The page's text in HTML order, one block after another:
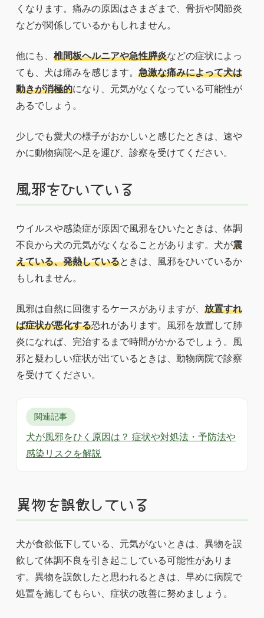
くなります。痛みの原因はさまざまで、骨折や関節炎
などが関係しているかもしれません。
他にも、 椎間板ヘルニアや急性膵炎などの症状によっ
ても、犬は痛みを感じます。 急激な痛みによって犬は
動きが消極的になり、元気がなくなっている可能性が
あるでしょう。
少しでも愛犬の様子がおかしいと感じたときは、速や
かに動物病院へ足を運び、診察を受けてください。
風邪をひいている
ウイルスや感染症が原因で風邪をひいたときは、体調
不良から犬の元気がなくなることがあります。犬が震
えている、発熱しているときは、風邪をひいているか
もしれません。
風邪は自然に回復するケースがありますが、 放置すれ
ば症状が悪化する恐れがあります。風邪を放置して肺
炎になれば、完治するまで時間がかかるでしょう。風
邪と疑わしい症状が出ているときは、動物病院で診察
を受けてください。
関連記事
犬が風邪をひく原因は？ 症状や対処法・予防法や
感染リスクを解説
異物を誤飲している
犬が食欲低下している、元気がないときは、異物を誤
飲して体調不良を引き起こしている可能性がありま
す。異物を誤飲したと思われるときは、早めに病院で
処置を施してもらい、症状の改善に努めましょう。